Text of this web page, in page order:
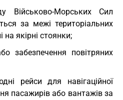
Військово-Морських Сил
за межі територіальних
на якірні стоянки;
забезпечення повітряних
рейси для навігаційної
пасажирів або вантажів за